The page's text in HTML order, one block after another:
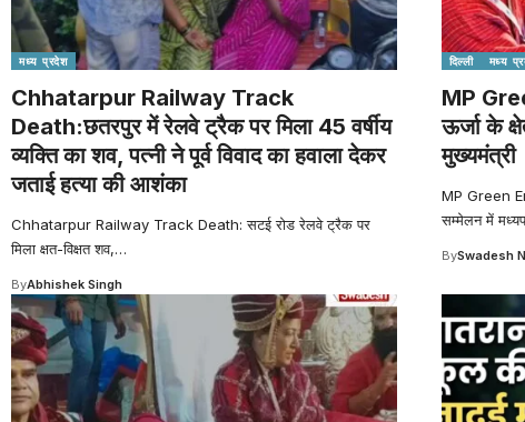
मध्य प्रदेश
Chhatarpur Railway Track
Death:छतरपुर में रेलवे ट्रैक पर मिला 45 वर्षीय
व्यक्ति का शव, पत्नी ने पूर्व विवाद का हवाला देकर
जताई हत्या की आशंका
Chhatarpur Railway Track Death: सटई रोड रेलवे ट्रैक पर
मिला क्षत-विक्षत शव,…
ByAbhishek Singh
दिल्ली मध्य
MP
ऊर्जा के
मुख्यमंत्री
MP Green
सम्मेलन में
BySwadesh